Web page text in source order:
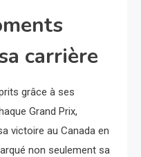
carrière
grâce à ses
Grand Prix,
victoire au Canada en
non seulement sa